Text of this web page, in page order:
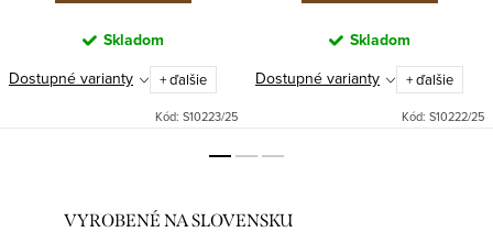
Skladom
Dostupné varianty + ďalšie
Kód: S10223/25
Skladom
Dostupné varianty + ďalšie
Kód: S10222/25
VYROBENÉ NA SLOVENSKU